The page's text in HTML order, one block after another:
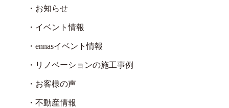
・お知らせ
・イベント情報
・ennasイベント情報
・リノベーションの施工事例
・お客様の声
・不動産情報